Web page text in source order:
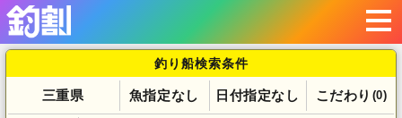
釣り船検索条件
三重県 魚指定なし 日付指定なし こだわり (0)